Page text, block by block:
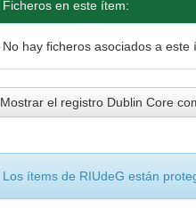
Ficheros en este ítem:
No hay ficheros asociados a este
Mostrar el registro Dublin Core
Los ítems de RIUdeG están